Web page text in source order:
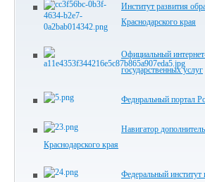
Институт развития
Краснодарского края
Официальный
государственных услуг
Феднральный портал
Навигатор
Краснодарского края
Федеральный институт